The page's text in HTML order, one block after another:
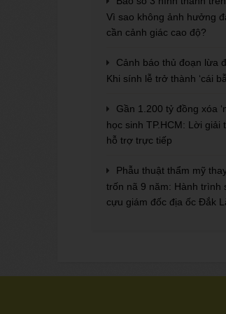
Vì sao không ảnh hưởng
cần cảnh giác cao độ?
Cảnh báo thủ đoạn lừa
Khi sính lễ trở thành ‘cái
Gần 1.200 tỷ đồng xóa
học sinh TP.HCM: Lời giải
hỗ trợ trực tiếp
Phẫu thuật thẩm mỹ
trốn nã 9 năm: Hành trình
cựu giám đốc địa ốc Đắk